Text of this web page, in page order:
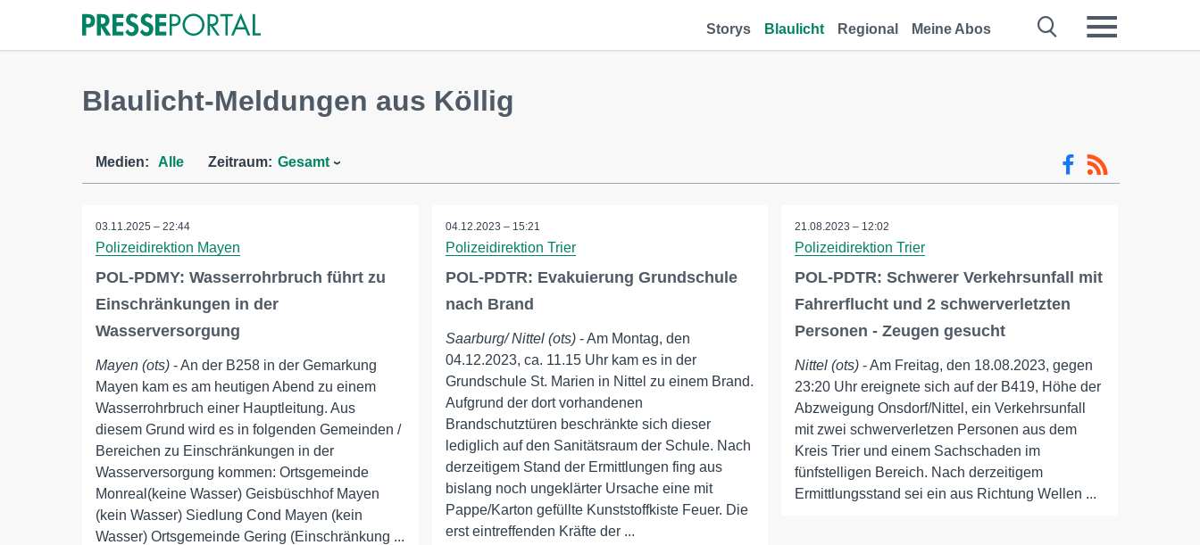
Storys Blaulicht Regional Meine Abos
Blaulicht-Meldungen aus Köllig
Medien: Alle Zeitraum: Gesamt
03.11.2025 – 22:44
Polizeidirektion Mayen
POL-PDMY: Wasserrohrbruch führt zu
Einschränkungen in der
Wasserversorgung
Mayen (ots) - An der B258 in der Gemarkung
Mayen kam es am heutigen Abend zu einem
Wasserrohrbruch einer Hauptleitung. Aus
diesem Grund wird es in folgenden Gemeinden /
Bereichen zu Einschränkungen in der
Wasserversorgung kommen: Ortsgemeinde
Monreal(keine Wasser) Geisbüschhof Mayen
(kein Wasser) Siedlung Cond Mayen (kein
Wasser) Ortsgemeinde Gering (Einschränkung ...
04.12.2023 – 15:21
Polizeidirektion Trier
POL-PDTR: Evakuierung Grundschule
nach Brand
Saarburg/ Nittel (ots)- Am Montag, den
04.12.2023, ca. 11.15 Uhr kam es in der
Grundschule St. Marien in Nittel zu einem Brand.
Aufgrund der dort vorhandenen
Brandschutztüren beschränkte sich dieser
lediglich auf den Sanitätsraum der Schule. Nach
derzeitigem Stand der Ermittlungen fing aus
bislang noch ungeklärter Ursache eine mit
Pappe/Karton gefüllte Kunststoffkiste Feuer. Die
erst eintreffenden Kräfte der ...
21.08.2023 – 12:02
Polizeidirektion Trier
POL-PDTR: Schwerer Verkehrsunfall mit
Fahrerflucht und 2 schwerverletzten
Personen - Zeugen gesucht
Nittel (ots) - Am Freitag, den 18.08.2023, gegen
23:20 Uhr ereignete sich auf der B419, Höhe der
Abzweigung Onsdorf/Nittel, ein Verkehrsunfall
mit zwei schwerverletzen Personen aus dem
Kreis Trier und einem Sachschaden im
fünfstelligen Bereich. Nach derzeitigem
Ermittlungsstand sei ein aus Richtung Wellen ...